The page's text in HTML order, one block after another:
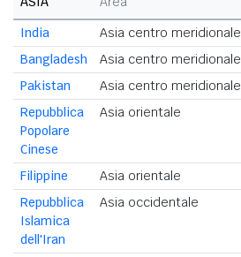
India
Asia centro meridionale
Bangladesh
Asia centro meridionale
Pakistan
Asia centro meridionale
Repubblica
Popolare
Cinese
Asia orientale
Filippine Asia orientale
Repubblica
Islamica
dell'Iran
Asia occidentale